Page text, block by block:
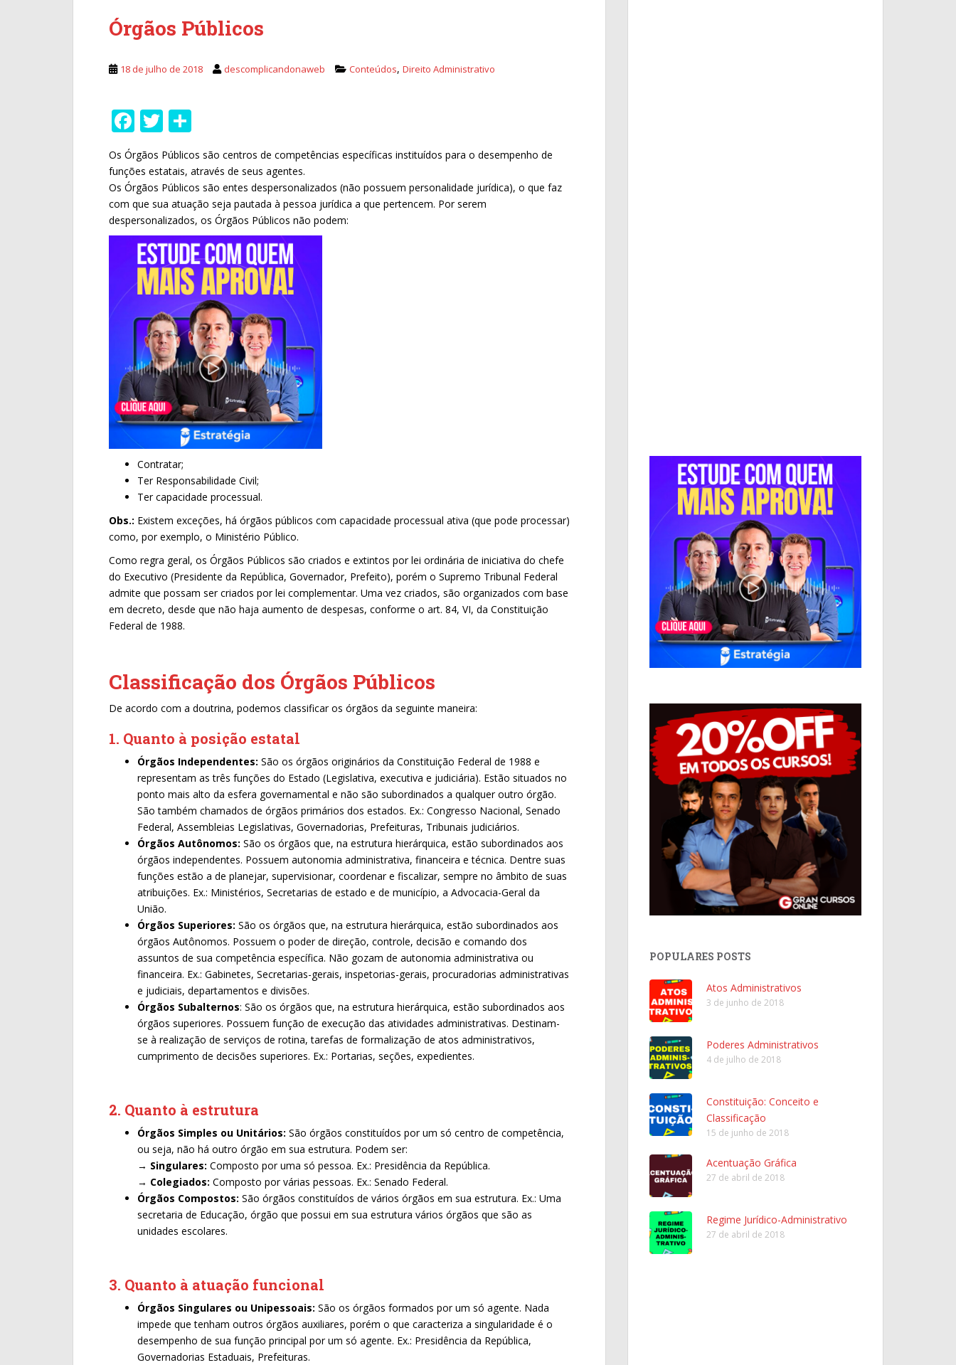
Órgãos Públicos
18 de julho de 2018 descomplicandonaweb Conteúdos, Direito Administrativo
F
ac
e
b
o
o
k
T
w
itt
er
ar
e
Os Órgãos Públicos são centros de competências específicas instituídos para o desempenho de
funções estatais, através de seus agentes.
Os Órgãos Públicos são entes despersonalizados (não possuem personalidade jurídica), o que faz
com que sua atuação seja pautada à pessoa jurídica a que pertencem. Por serem
despersonalizados, os Órgãos Públicos não podem:
Contratar;
Ter Responsabilidade Civil;
Ter capacidade processual.
Obs.: Existem exceções, há órgãos públicos com capacidade processual ativa (que pode processar)
como, por exemplo, o Ministério Público.
Como regra geral, os Órgãos Públicos são criados e extintos por lei ordinária de iniciativa do chefe
do Executivo (Presidente da República, Governador, Prefeito), porém o Supremo Tribunal Federal
admite que possam ser criados por lei complementar. Uma vez criados, são organizados com base
em decreto, desde que não haja aumento de despesas, conforme o art. 84, VI, da Constituição
Federal de 1988.
Classificação dos Órgãos Públicos
De acordo com a doutrina, podemos classificar os órgãos da seguinte maneira:
1. Quanto à posição estatal
Órgãos Independentes: São os órgãos originários da Constituição Federal de 1988 e
representam as três funções do Estado (Legislativa, executiva e judiciária). Estão situados no
ponto mais alto da esfera governamental e não são subordinados a qualquer outro órgão.
São também chamados de órgãos primários dos estados. Ex.: Congresso Nacional, Senado
Federal, Assembleias Legislativas, Governadorias, Prefeituras, Tribunais judiciários.
Órgãos Autônomos: São os órgãos que, na estrutura hierárquica, estão subordinados aos
órgãos independentes. Possuem autonomia administrativa, financeira e técnica. Dentre suas
funções estão a de planejar, supervisionar, coordenar e fiscalizar, sempre no âmbito de suas
atribuições. Ex.: Ministérios, Secretarias de estado e de município, a Advocacia-Geral da
União.
Órgãos Superiores: São os órgãos que, na estrutura hierárquica, estão subordinados aos
órgãos Autônomos. Possuem o poder de direção, controle, decisão e comando dos
assuntos de sua competência específica. Não gozam de autonomia administrativa ou
financeira. Ex.: Gabinetes, Secretarias-gerais, inspetorias-gerais, procuradorias administrativas
e judiciais, departamentos e divisões.
Órgãos Subalternos: São os órgãos que, na estrutura hierárquica, estão subordinados aos
órgãos superiores. Possuem função de execução das atividades administrativas. Destinam-
se à realização de serviços de rotina, tarefas de formalização de atos administrativos,
cumprimento de decisões superiores. Ex.: Portarias, seções, expedientes.
2. Quanto à estrutura
Órgãos Simples ou Unitários: São órgãos constituídos por um só centro de competência,
ou seja, não há outro órgão em sua estrutura. Podem ser:
→ Singulares: Composto por uma só pessoa. Ex.: Presidência da República.
→ Colegiados: Composto por várias pessoas. Ex.: Senado Federal.
Órgãos Compostos: São órgãos constituídos de vários órgãos em sua estrutura. Ex.: Uma
secretaria de Educação, órgão que possui em sua estrutura vários órgãos que são as
unidades escolares.
3. Quanto à atuação funcional
Órgãos Singulares ou Unipessoais: São os órgãos formados por um só agente. Nada
impede que tenham outros órgãos auxiliares, porém o que caracteriza a singularidade é o
desempenho de sua função principal por um só agente. Ex.: Presidência da República,
Governadorias Estaduais, Prefeituras.
POPULARES POSTS
Atos Administrativos
3 de junho de 2018
Poderes Administrativos
4 de julho de 2018
Constituição: Conceito e
Classificação
15 de junho de 2018
Acentuação Gráfica
27 de abril de 2018
Regime Jurídico-Administrativo
27 de abril de 2018